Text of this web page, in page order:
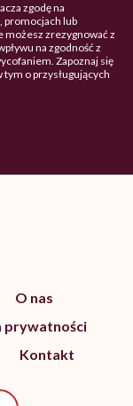
zgodę na
promocjach lub
możesz zrezygnować z
na zgodność z
Zapoznaj się
o przysługujących
O nas
prywatności
Kontakt